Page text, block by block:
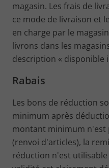
magasin. Les frais de
ce mode de livraison et
en charge par le
livrons dans les
description « disponible
Rabais
Les bons de réduction
minimum après
montant minimum n'est
(renvoi d'articles), la
réduction n'est